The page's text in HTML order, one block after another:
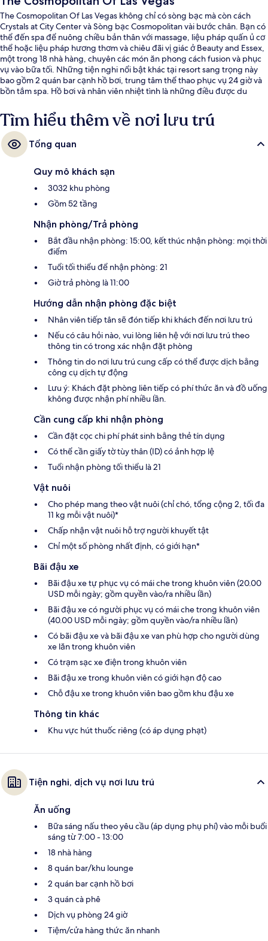
The Cosmopolitan Of Las Vegas không chỉ có sòng bạc mà còn cách
Crystals at City Center và Sòng bạc Cosmopolitan vài bước chân. Bạn có
thể đến spa để nuông chiều bản thân với massage, liệu pháp quấn ủ cơ
thể hoặc liệu pháp hương thơm và chiêu đãi vị giác ở Beauty and Essex,
một trong 18 nhà hàng, chuyên các món ăn phong cách fusion và phục
vụ vào bữa tối. Những tiện nghi nổi bật khác tại resort sang trọng này
bao gồm 2 quán bar cạnh hồ bơi, trung tâm thể thao phục vụ 24 giờ và
bồn tắm spa. Hồ bơi và nhân viên nhiệt tình là những điều được du
một quãng đi bộ ngắn: cách Ga Ballys and Paris Las Vegas Monorail 13
phút và Ga Flamingo - Caesars Palace Monorail 14 phút.
Tìm hiểu thêm về nơi lưu trú
Tổng quan
Quy mô khách sạn
3032 khu phòng
Gồm 52 tầng
Nhận phòng/Trả phòng
Bắt đầu nhận phòng: 15:00, kết thúc nhận phòng: mọi thời
điểm
Tuổi tối thiểu để nhận phòng: 21
Giờ trả phòng là 11:00
Hướng dẫn nhận phòng đặc biệt
Nhân viên tiếp tân sẽ đón tiếp khi khách đến nơi lưu trú
Nếu có câu hỏi nào, vui lòng liên hệ với nơi lưu trú theo
thông tin có trong xác nhận đặt phòng
Thông tin do nơi lưu trú cung cấp có thể được dịch bằng
công cụ dịch tự động
Lưu ý: Khách đặt phòng liên tiếp có phí thức ăn và đồ uống
không được nhận phí nhiều lần.
Cần cung cấp khi nhận phòng
Cần đặt cọc chi phí phát sinh bằng thẻ tín dụng
Có thể cần giấy tờ tùy thân (ID) có ảnh hợp lệ
Tuổi nhận phòng tối thiểu là 21
Vật nuôi
Cho phép mang theo vật nuôi (chỉ chó, tổng cộng 2, tối đa
11 kg mỗi vật nuôi)*
Chấp nhận vật nuôi hỗ trợ người khuyết tật
Chỉ một số phòng nhất định, có giới hạn*
Bãi đậu xe
Bãi đậu xe tự phục vụ có mái che trong khuôn viên (20.00
USD mỗi ngày; gồm quyền vào/ra nhiều lần)
Bãi đậu xe có người phục vụ có mái che trong khuôn viên
(40.00 USD mỗi ngày; gồm quyền vào/ra nhiều lần)
Có bãi đậu xe và bãi đậu xe van phù hợp cho người dùng
xe lăn trong khuôn viên
Có trạm sạc xe điện trong khuôn viên
Bãi đậu xe trong khuôn viên có giới hạn độ cao
Chỗ đậu xe trong khuôn viên bao gồm khu đậu xe
Thông tin khác
Khu vực hút thuốc riêng (có áp dụng phạt)
Tiện nghi, dịch vụ nơi lưu trú
Ăn uống
Bữa sáng nấu theo yêu cầu (áp dụng phụ phí) vào mỗi buổi
sáng từ 7:00 - 13:00
18 nhà hàng
8 quán bar/khu lounge
2 quán bar cạnh hồ bơi
3 quán cà phê
Dịch vụ phòng 24 giờ
Tiệm/cửa hàng thức ăn nhanh